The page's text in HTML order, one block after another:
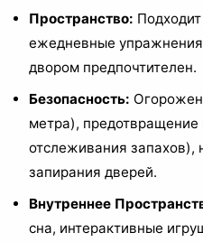
Пространство:
ежедневные
двором предпочтителен.
Безопасность:
метра), предотвращение
отслеживания
запирания дверей.
Внутреннее
сна, интерактивные